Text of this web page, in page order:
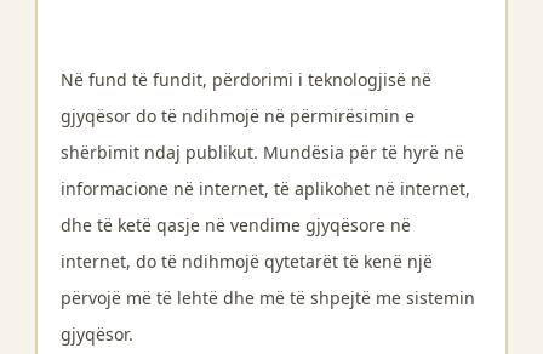
Në fund të fundit, përdorimi i teknologjisë në
gjyqësor do të ndihmojë në përmirësimin e
shërbimit ndaj publikut. Mundësia për të hyrë në
informacione në internet, të aplikohet në internet,
dhe të ketë qasje në vendime gjyqësore në
internet, do të ndihmojë qytetarët të kenë një
përvojë më të lehtë dhe më të shpejtë me sistemin
gjyqësor.